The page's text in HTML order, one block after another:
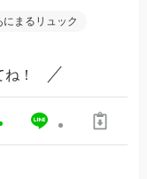
まるリュック
！